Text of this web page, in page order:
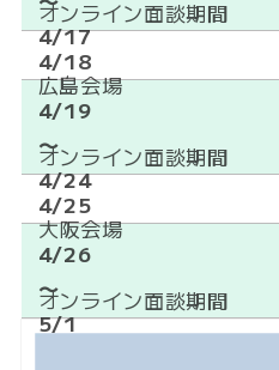
4/17
オンライン面談期間
4/18
広島会場
4/19
〜
4/24
オンライン面談期間
4/25
大阪会場
4/26
〜
5/1
オンライン面談期間